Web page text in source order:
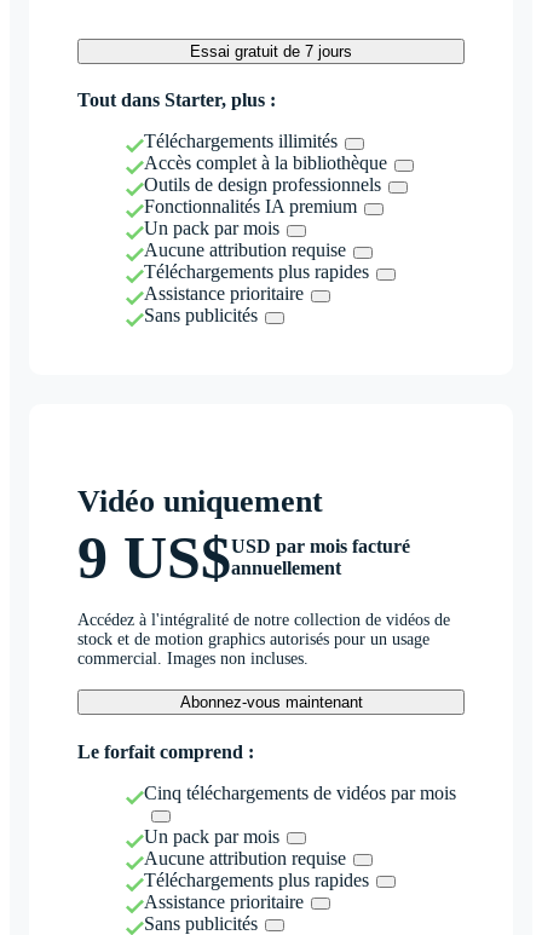
Essai gratuit de 7 jours
Tout dans Starter, plus :
Téléchargements illimités
Accès complet à la bibliothèque
Outils de design professionnels
Fonctionnalités IA premium
Un pack par mois
Aucune attribution requise
Téléchargements plus rapides
Assistance prioritaire
Sans publicités
Vidéo uniquement
9 US$USD par mois facturé
annuellement
Accédez à l'intégralité de notre collection de vidéos de
stock et de motion graphics autorisés pour un usage
commercial. Images non incluses.
Abonnez-vous maintenant
Le forfait comprend :
Cinq téléchargements de vidéos par mois
Un pack par mois
Aucune attribution requise
Téléchargements plus rapides
Assistance prioritaire
Sans publicités